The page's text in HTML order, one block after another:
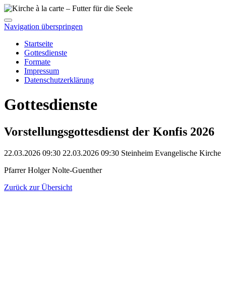
Navigation überspringen
Startseite
Gottesdienste
Formate
Impressum
Datenschutzerklärung
Gottesdienste
Vorstellungsgottesdienst der Konfis 2026
22.03.2026 09:30 22.03.2026 09:30 Steinheim Evangelische Kirche
Pfarrer Holger Nolte-Guenther
Zurück zur Übersicht